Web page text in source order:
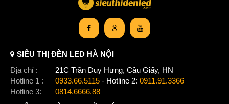
thiết bị ưu việt đúng không nào?
- Có thể làm việc trong mọi môi trường: đèn led pha ngoài
trời nhờ những thiết kế đặc biệt có thể hoạt động trong
nhiều môi trường khác nhau, kể cả điều kiện khắc nhiệt
như lạnh dưới 0 độ C hoặc nắng nóng đến 55 độ C. Với
khí hậu tại Việt Nam, loại đèn này hoàn toàn có thể hoạt
động tốt.
SIÊU THỊ ĐÈN LED HÀ NỘI
Địa chỉ :
21C Trần Duy Hưng, Cầu Giấy, HN
Hotline 1 :
0933.66.5115 - Hotline 2: 0911.91.3366
Hotline 3:
0814.6666.88